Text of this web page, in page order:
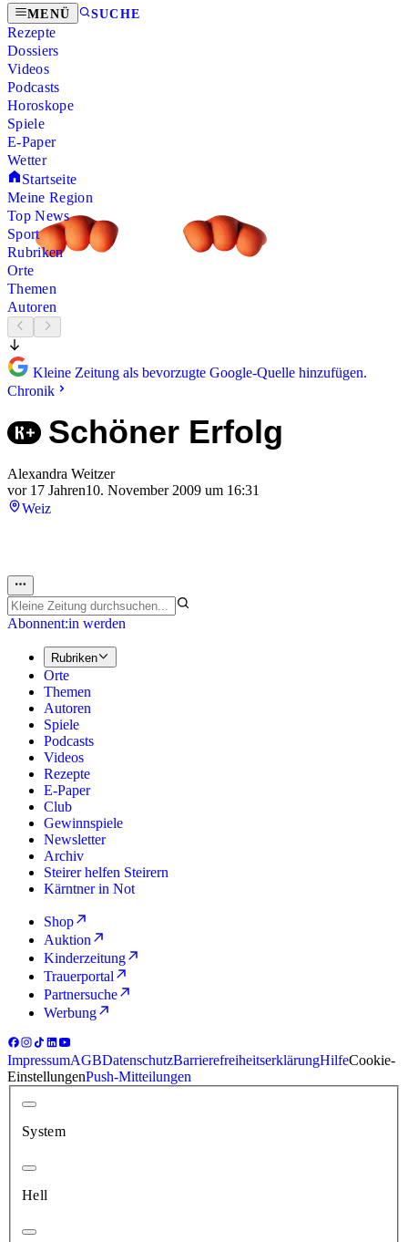
MENÜ SUCHE
Rezepte
Dossiers
Videos
Podcasts
Horoskope
Spiele
E-Paper
Wetter
Startseite
Meine Region
Top News
Sport
Rubriken
Orte
Themen
Autoren
Kleine Zeitung als bevorzugte Google-Quelle hinzufügen.
Chronik
Schöner Erfolg
Alexandra Weitzer
vor 17 Jahren10. November 2009 um 16:31
Weiz
Abonnent:in werden
Rubriken
Orte
Themen
Autoren
Spiele
Podcasts
Videos
Rezepte
E-Paper
Club
Gewinnspiele
Newsletter
Archiv
Steirer helfen Steirern
Kärntner in Not
Shop
Auktion
Kinderzeitung
Trauerportal
Partnersuche
Werbung
ImpressumAGBDatenschutzBarrierefreiheitserklärungHilfeCookie-
EinstellungenPush-Mitteilungen
System
Hell